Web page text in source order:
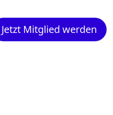
Jetzt Mitglied werden